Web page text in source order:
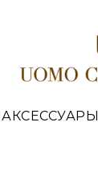
АКСЕССУАРЫ